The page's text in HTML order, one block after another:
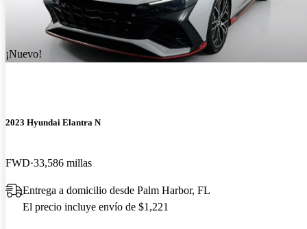
¡Nuevo!
2023 Hyundai Elantra N
FWD 33,586 millas
Entrega a domicilio desde Palm Harbor, FL
El precio incluye envío de $1,221